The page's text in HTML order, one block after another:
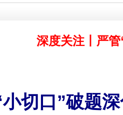
深度关注丨严
切口”破题